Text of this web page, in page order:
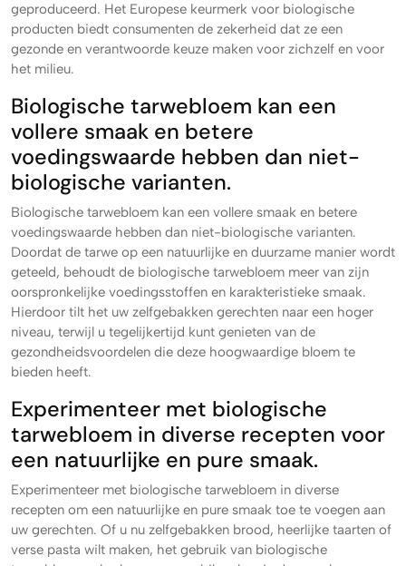
geproduceerd. Het Europese keurmerk voor biologische
producten biedt consumenten de zekerheid dat ze een
gezonde en verantwoorde keuze maken voor zichzelf en voor
het milieu.
Biologische tarwebloem kan een
vollere smaak en betere
voedingswaarde hebben dan niet-
biologische varianten.
Biologische tarwebloem kan een vollere smaak en betere
voedingswaarde hebben dan niet-biologische varianten.
Doordat de tarwe op een natuurlijke en duurzame manier wordt
geteeld, behoudt de biologische tarwebloem meer van zijn
oorspronkelijke voedingsstoffen en karakteristieke smaak.
Hierdoor tilt het uw zelfgebakken gerechten naar een hoger
niveau, terwijl u tegelijkertijd kunt genieten van de
gezondheidsvoordelen die deze hoogwaardige bloem te
bieden heeft.
Experimenteer met biologische
tarwebloem in diverse recepten voor
een natuurlijke en pure smaak.
Experimenteer met biologische tarwebloem in diverse
recepten om een natuurlijke en pure smaak toe te voegen aan
uw gerechten. Of u nu zelfgebakken brood, heerlijke taarten of
verse pasta wilt maken, het gebruik van biologische